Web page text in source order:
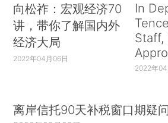
向松祚：宏观经济70
讲，带你了解国内外
经济大局
2022年04月06日
In
Staff,
2022年04
离岸信托90天补税窗口期疑问